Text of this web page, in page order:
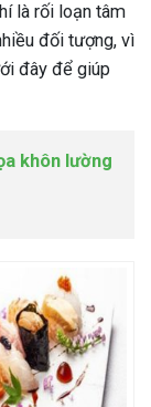
là rối loạn tâm
đối tượng, vì
đây để giúp
khôn lường